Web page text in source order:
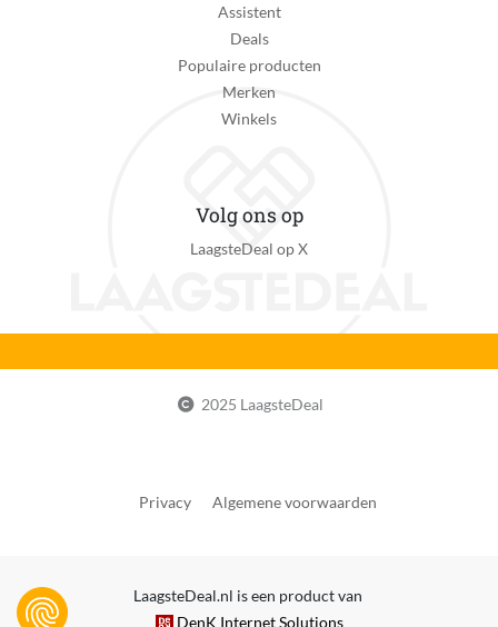
Assistent
Deals
Populaire producten
Merken
Winkels
Volg ons op
LaagsteDeal op X
2025 LaagsteDeal
Privacy Algemene voorwaarden
LaagsteDeal.nl is een product van
DenK Internet Solutions